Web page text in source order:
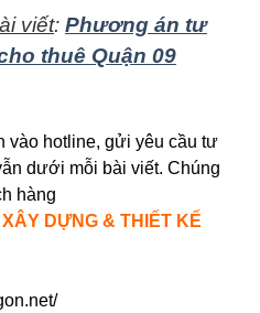
viết: Phương án tư
thuê Quận 09
vào hotline, gửi yêu cầu tư
dưới mỗi bài viết. Chúng
hàng
DỰNG & THIẾT KẾ